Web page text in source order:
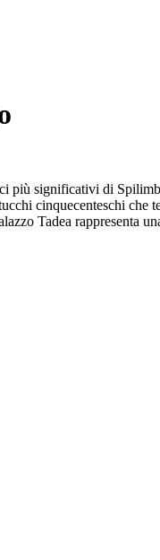
più significativi di
cinquecenteschi
Tadea rappresenta